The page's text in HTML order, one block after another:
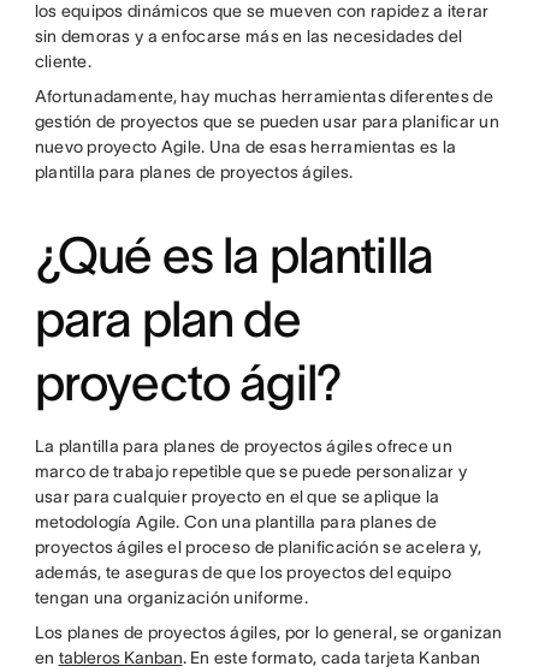
los equipos dinámicos que se mueven con rapidez a iterar
sin demoras y a enfocarse más en las necesidades del
cliente.
Afortunadamente, hay muchas herramientas diferentes de
gestión de proyectos que se pueden usar para planificar un
nuevo proyecto Agile. Una de esas herramientas es la
plantilla para planes de proyectos ágiles.
¿Qué es la plantilla
para plan de
proyecto ágil?
La plantilla para planes de proyectos ágiles ofrece un
marco de trabajo repetible que se puede personalizar y
usar para cualquier proyecto en el que se aplique la
metodología Agile. Con una plantilla para planes de
proyectos ágiles el proceso de planificación se acelera y,
además, te aseguras de que los proyectos del equipo
tengan una organización uniforme.
Los planes de proyectos ágiles, por lo general, se organizan
en tableros Kanban. En este formato, cada tarjeta Kanban